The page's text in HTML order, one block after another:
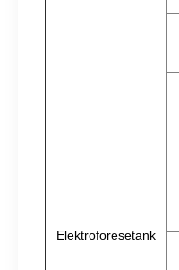
Elektroforesetank